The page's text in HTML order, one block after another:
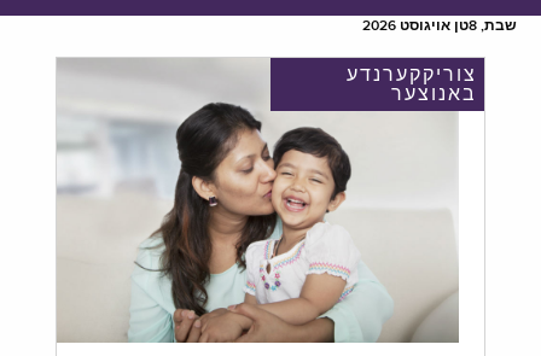
שבת, 8טן אויגוסט 2026
צוריקקערנדע
באנוצער